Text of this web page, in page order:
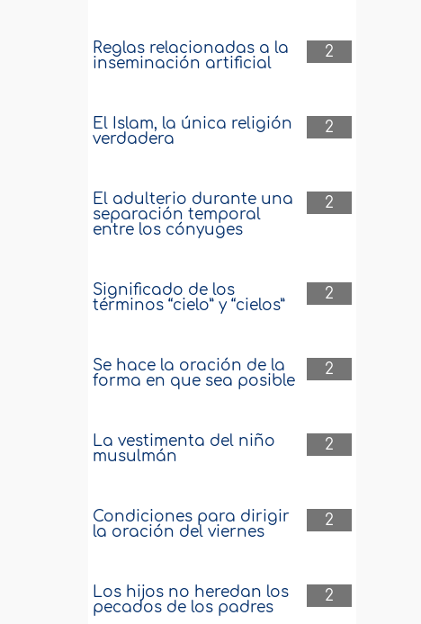
2
Reglas relacionadas a la
inseminación artificial
2
El Islam, la única religión
verdadera
2
El adulterio durante una
separación temporal
entre los cónyuges
2
Significado de los
términos “cielo” y “cielos”
2
Se hace la oración de la
forma en que sea posible
2
La vestimenta del niño
musulmán
2
Condiciones para dirigir
la oración del viernes
2
Los hijos no heredan los
pecados de los padres